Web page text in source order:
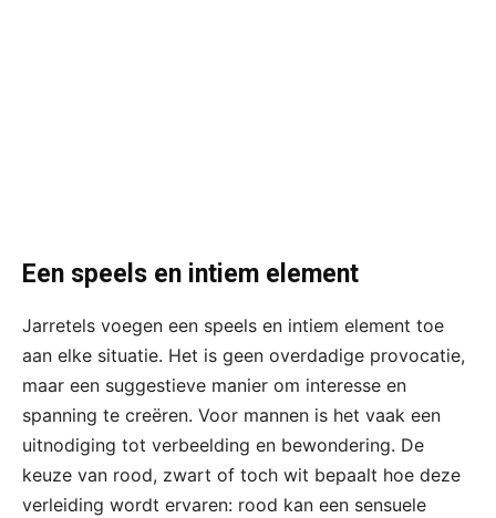
Een speels en intiem element
Jarretels voegen een speels en intiem element toe
aan elke situatie. Het is geen overdadige provocatie,
maar een suggestieve manier om interesse en
spanning te creëren. Voor mannen is het vaak een
uitnodiging tot verbeelding en bewondering. De
keuze van rood, zwart of toch wit bepaalt hoe deze
verleiding wordt ervaren: rood kan een sensuele